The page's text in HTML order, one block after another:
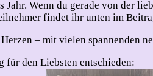
Wenn du gerade von der
findet ihr unten im
– mit vielen spannenden
für den Liebsten entschieden: